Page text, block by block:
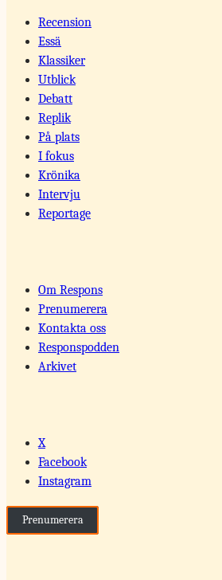
Recension
Essä
Klassiker
Utblick
Debatt
Replik
På plats
I fokus
Krönika
Intervju
Reportage
Om Respons
Prenumerera
Kontakta oss
Responspodden
Arkivet
X
Facebook
Instagram
Prenumerera